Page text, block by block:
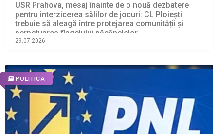
USR Prahova, mesaj înainte de o nouă dezbatere
pentru interzicerea sălilor de jocuri: CL Ploiești
trebuie să aleagă între protejarea comunității și
perpetuarea flagelului păcănelelor
29.07.2026
POLITICA